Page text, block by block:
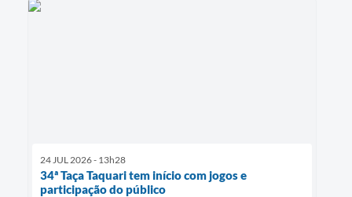
24 JUL 2026 - 13h28
34ª Taça Taquari tem início com jogos e
participação do público